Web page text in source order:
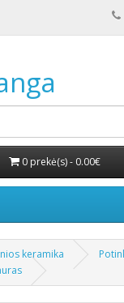
0 prekė(s) - 0.00€
keramika